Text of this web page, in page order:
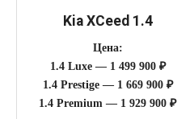
Kia XCeed 1.4
Цена:
1.4 Luxe — 1 499 900 ₽
1.4 Prestige — 1 669 900 ₽
1.4 Premium — 1 929 900 ₽